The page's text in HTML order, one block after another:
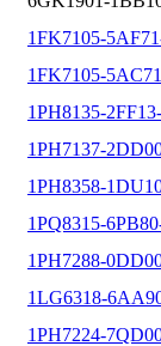
1FK7105-
1FK7105-
1PH8135-
1PH7137-
1PH8358-
1PQ8315-
1PH7288-
1LG6318-
1PH7224-